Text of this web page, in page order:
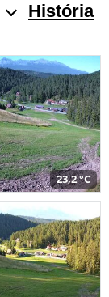
História
23,2 °C